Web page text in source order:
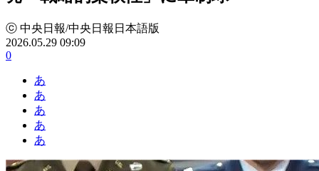
ⓒ 中央日報/中央日報日本語版
2026.05.29 09:09
0
あ
あ
あ
あ
あ